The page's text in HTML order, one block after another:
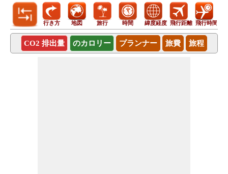
行き方 地図 旅行 時間 緯度経度 飛行距離 飛行時間
CO2 排出量 のカロリー プランナー 旅費 旅程